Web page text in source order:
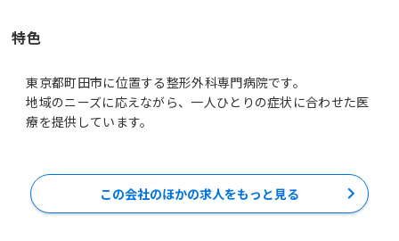
特色
東京都町田市に位置する整形外科専門病院です。
地域のニーズに応えながら、一人ひとりの症状に合わせた医
療を提供しています。
この会社のほかの求人をもっと見る